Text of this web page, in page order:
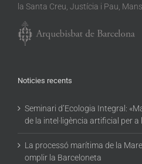
la Santa Creu, Justícia i Pau,
Noticies recents
Seminari d’Ecologia Integral:
de la intel·ligència artificial per a
La processó marítima de la
omplir la Barceloneta